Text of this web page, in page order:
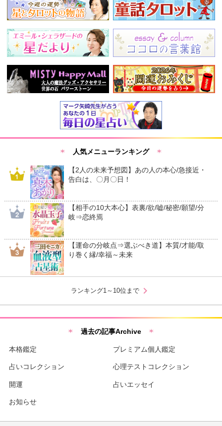
人気メニューランキング
【2人の未来予想図】あの人の本心/急接近・
告白は、〇月〇日！
【相手の10大本心】表裏/欲/嘘/秘密/願望/分
岐⇒恋終焉
【運命の分岐点⇒選ぶべき道】本質/才能/取
り巻く縁/幸福～未来
ランキング1～10位まで chevron_right
過去の記事Archive
本格鑑定 プレミアム個人鑑定
占いコレクション 心理テストコレクション
開運 占いエッセイ
お知らせ